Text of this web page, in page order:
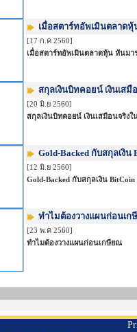
เมื่อสตาร์ทอัพเมินตลาดหุ้
[17 ก.ค 2560]
เมื่อสตาร์ทอัพเมินตลาดหุ้น หันมา
สกุลเงินบิทคอยน์ เงินเส
[20 มิ.ย 2560]
สกุลเงินบิทคอยน์ เงินเสมือนจริง
Gold-Backed กับสกุลเงิน
[12 มิ.ย 2560]
Gold-Backed กับสกุลเงิน BitCoin
ทำไมต้องวางแผนก่อนเ
[23 พ.ค 2560]
ทำไมต้องวางแผนก่อนเกษียณ